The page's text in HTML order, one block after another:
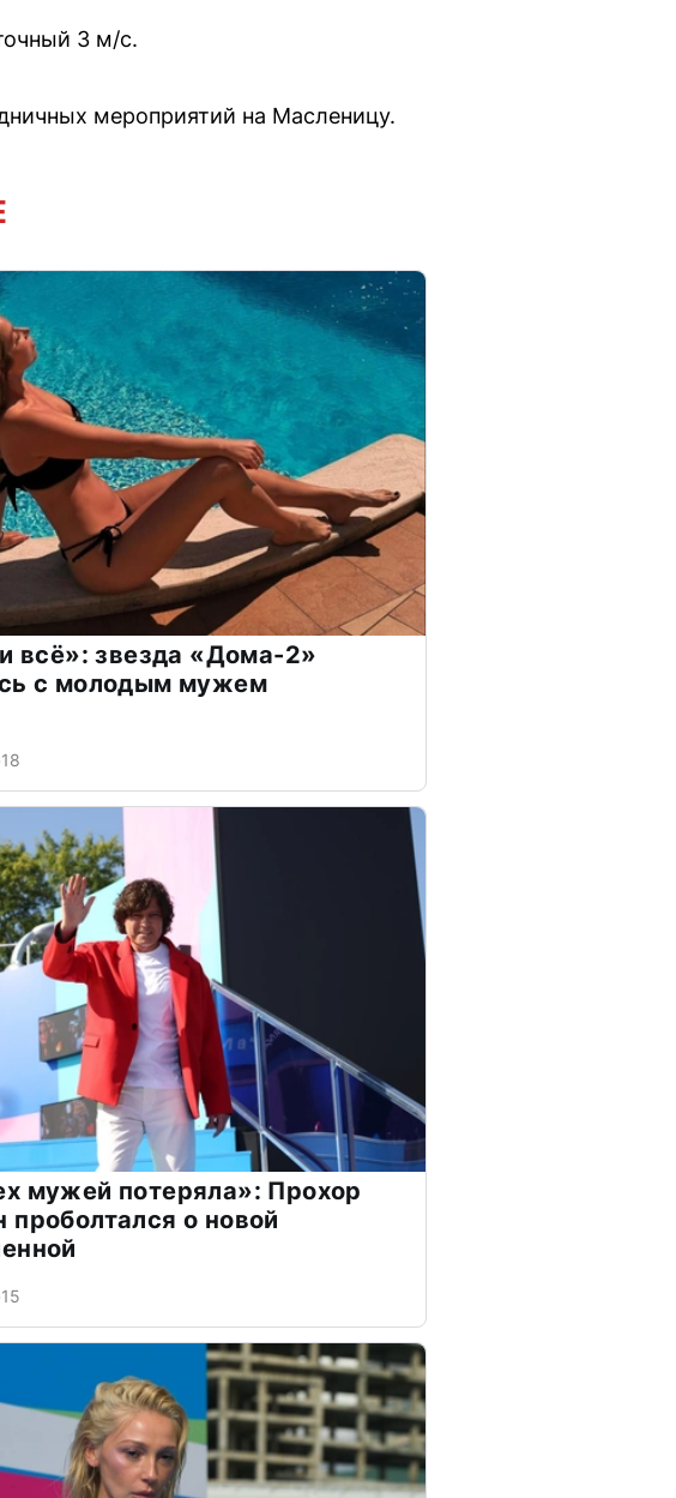
3 м/с.
мероприятий на Масленицу.
всё»: звезда «Дома-2»
с молодым мужем
18
мужей потеряла»: Прохор
проболтался о новой
15